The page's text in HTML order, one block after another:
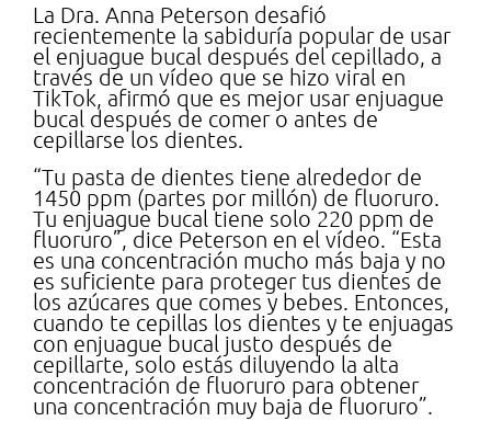
La Dra. Anna Peterson desafió
recientemente la sabiduría popular de usar
el enjuague bucal después del cepillado, a
través de un vídeo que se hizo viral en
TikTok, afirmó que es mejor usar enjuague
bucal después de comer o antes de
cepillarse los dientes.
“Tu pasta de dientes tiene alrededor de
1450 ppm (partes por millón) de fluoruro.
Tu enjuague bucal tiene solo 220 ppm de
fluoruro”, dice Peterson en el vídeo. “Esta
es una concentración mucho más baja y no
es suficiente para proteger tus dientes de
los azúcares que comes y bebes. Entonces,
cuando te cepillas los dientes y te enjuagas
con enjuague bucal justo después de
cepillarte, solo estás diluyendo la alta
concentración de fluoruro para obtener
una concentración muy baja de fluoruro”.